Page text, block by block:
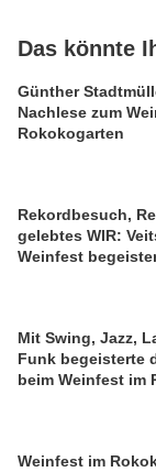
Das könnte
Günther
Nachlese zum
Rokokogarten
Rekordbesuch,
gelebtes WIR:
Weinfest
Mit Swing, Jazz,
Funk begeisterte
beim Weinfest im
Weinfest im